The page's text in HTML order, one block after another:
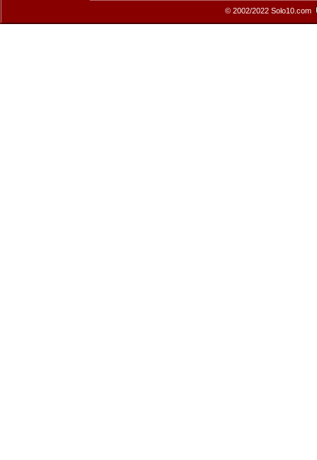
© 2002/2022 Solo10.com